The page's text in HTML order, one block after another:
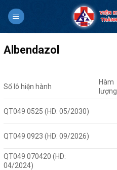
Albendazol
Số lô hiện hành
Hàm
lượng
QT049 0525 (HD: 05/2030)
QT049 0923 (HD: 09/2026)
QT049 070420 (HD:
04/2024)